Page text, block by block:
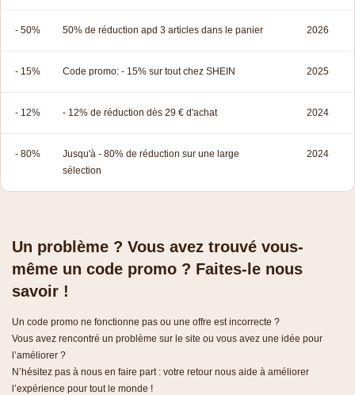
- 50% 50% de réduction apd 3 articles dans le panier 2026
- 15% Code promo: - 15% sur tout chez SHEIN 2025
- 12% - 12% de réduction dès 29 € d'achat 2024
- 80%
Jusqu'à - 80% de réduction sur une large
sélection
2024
Un problème ? Vous avez trouvé vous-
même un code promo ? Faites-le nous
savoir !
Un code promo ne fonctionne pas ou une offre est incorrecte ?
Vous avez rencontré un problème sur le site ou vous avez une idée pour
l’améliorer ?
N’hésitez pas à nous en faire part : votre retour nous aide à améliorer
l’expérience pour tout le monde !